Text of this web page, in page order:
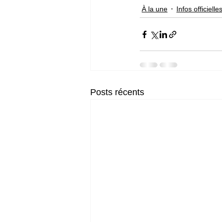
À la une Infos officielles
Posts récents